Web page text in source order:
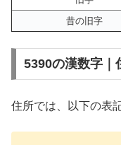
昔の旧字
5390の漢数字｜
住所では、以下の表